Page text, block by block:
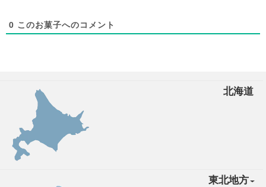
北海道
東北地方
0 このお菓子へのコメント